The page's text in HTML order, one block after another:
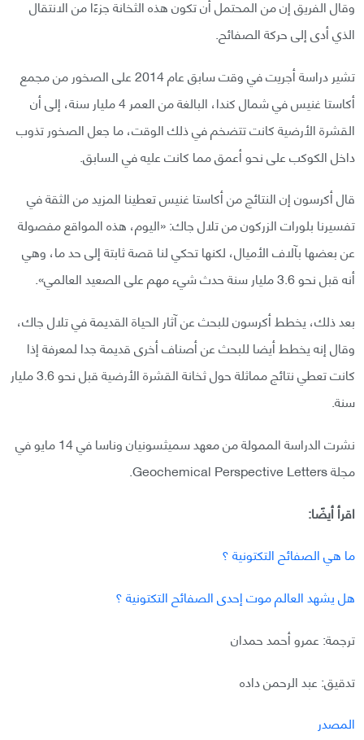
وقال الفريق إن من المحتمل أن تكون هذه الثخانة جزءًا من الانتقال
الذي أدى إلى حركة الصفائح.
تشير دراسة أجريت في وقت سابق عام 2014 على الصخور من مجمع
أكاستا غنيس في شمال كندا، البالغة من العمر 4 مليار سنة، إلى أن
القشرة الأرضية كانت تتضخم في ذلك الوقت، ما جعل الصخور تذوب
داخل الكوكب على نحو أعمق مما كانت عليه في السابق.
قال أكرسون إن النتائج من أكاستا غنيس تعطينا المزيد من الثقة في
تفسيرنا بلورات الزركون من تلال جاك: «اليوم، هذه المواقع مفصولة
عن بعضها بآلاف الأميال، لكنها تحكي لنا قصة ثابتة إلى حد ما، وهي
أنه قبل نحو 3.6 مليار سنة حدث شيء مهم على الصعيد العالمي».
بعد ذلك، يخطط أكرسون للبحث عن آثار الحياة القديمة في تلال جاك،
وقال إنه يخطط أيضا للبحث عن أصناف أخرى قديمة جدا لمعرفة إذا
كانت تعطي نتائج مماثلة حول ثخانة القشرة الأرضية قبل نحو 3.6 مليار
سنة.
نشرت الدراسة الممولة من معهد سميثسونيان وناسا في 14 مايو في
مجلة Geochemical Perspective Letters.
اقرأ أيضًا:
ما هي الصفائح التكتونية ؟
هل يشهد العالم موت إحدى الصفائح التكتونية ؟
ترجمة: عمرو أحمد حمدان
تدقيق: عبد الرحمن داده
المصدر